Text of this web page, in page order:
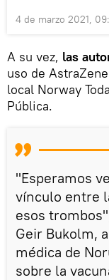
4 de marzo 2021,
A su vez, las
uso de
local Norway
Pública.
"Esperamos
vínculo entre
esos
Geir Bukolm,
médica de
sobre la